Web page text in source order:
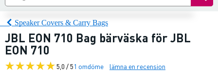
Speaker Covers & Carry Bags
JBL EON 710 Bag bärväska för JBL
EON 710
5,0 / 51 omdöme lämna en recension